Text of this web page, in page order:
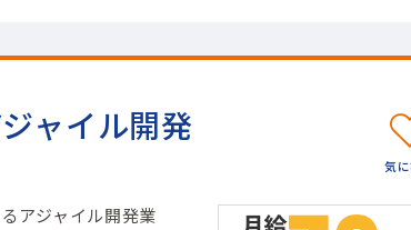
ャイル開発
アジャイル開発業